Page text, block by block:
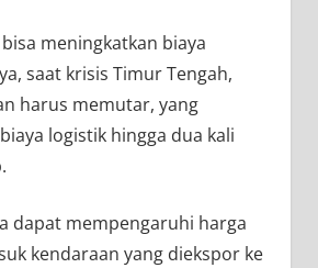
meningkatkan biaya
saat krisis Timur Tengah,
harus memutar, yang
logistik hingga dua kali
dapat mempengaruhi harga
kendaraan yang diekspor ke